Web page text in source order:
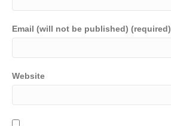
Email (will not be published) (required)
Website